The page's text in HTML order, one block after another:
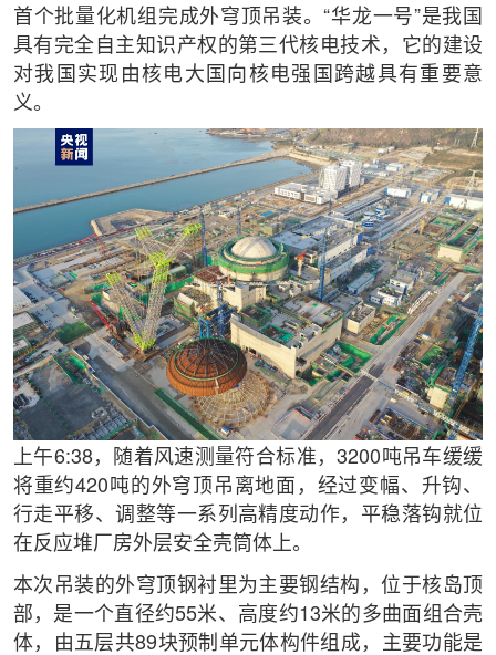
首个批量化机组完成外穹顶吊装。“华龙一号”是我国
具有完全自主知识产权的第三代核电技术，它的建设
对我国实现由核电大国向核电强国跨越具有重要意
义。
上午6:38，随着风速测量符合标准，3200吨吊车缓缓
将重约420吨的外穹顶吊离地面，经过变幅、升钩、
行走平移、调整等一系列高精度动作，平稳落钩就位
在反应堆厂房外层安全壳筒体上。
本次吊装的外穹顶钢衬里为主要钢结构，位于核岛顶
部，是一个直径约55米、高度约13米的多曲面组合壳
体，由五层共89块预制单元体构件组成，主要功能是